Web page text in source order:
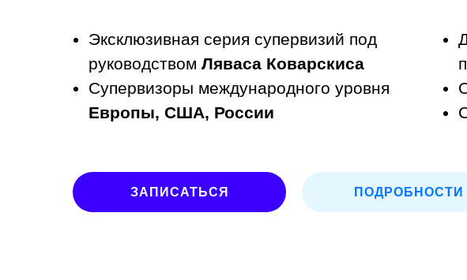
Эксклюзивная серия супервизий под
руководством Ляваса Коварскиса
Супервизоры международного уровня
Европы, США, России
ЗАПИСАТЬСЯ ПОДРОБНОСТИ